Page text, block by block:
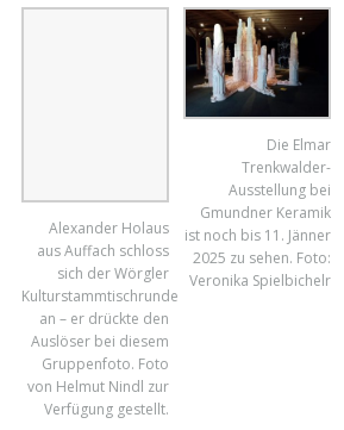
Alexander Holaus
aus Auffach schloss
sich der Wörgler
Kulturstammtischrunde
an – er drückte den
Auslöser bei diesem
Die Elmar
Trenkwalder-
Ausstellung bei
Gmundner Keramik
ist noch bis 11. Jänner
2025 zu sehen. Foto:
Veronika Spielbichelr